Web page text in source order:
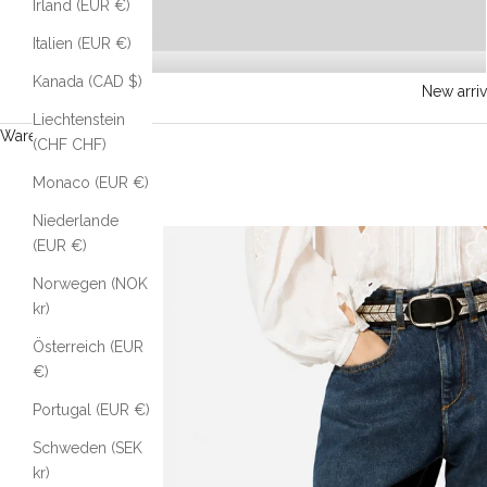
New
Irland (EUR €)
Italien (EUR €)
Kanada (CAD $)
Liechtenstein
(CHF CHF)
Monaco (EUR €)
Niederlande
(EUR €)
Norwegen (NOK
kr)
Österreich (EUR
€)
Portugal (EUR €)
Schweden (SEK
kr)
Warenkorb